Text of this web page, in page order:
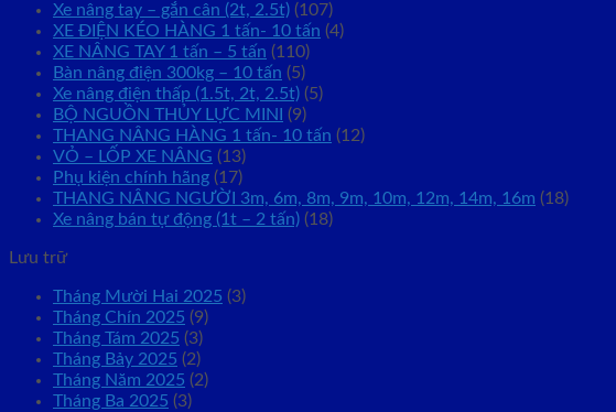
Xe nâng tay – gắn cân (2t, 2.5t) (107)
XE ĐIỆN KÉO HÀNG 1 tấn- 10 tấn (4)
XE NÂNG TAY 1 tấn – 5 tấn (110)
Bàn nâng điện 300kg – 10 tấn (5)
Xe nâng điện thấp (1.5t, 2t, 2.5t) (5)
BỘ NGUỒN THỦY LỰC MINI
(9)
THANG NÂNG HÀNG 1 tấn- 10 tấn (12)
VỎ – LỐP XE NÂNG (13)
Phụ kiện chính hãng (17)
THANG NÂNG NGƯỜI 3m, 6m, 8m, 9m, 10m, 12m, 14m, 16m (18)
Xe nâng bán tự động (1t – 2 tấn) (18)
Lưu trữ
Tháng Mười Hai 2025 (3)
Tháng Chín 2025 (9)
Tháng Tám 2025 (3)
Tháng Bảy 2025 (2)
Tháng Năm 2025 (2)
Tháng Ba 2025 (3)